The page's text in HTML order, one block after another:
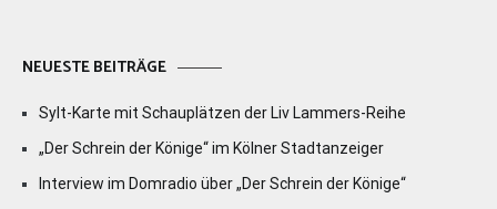
NEUESTE BEITRÄGE
Sylt-Karte mit Schauplätzen der Liv Lammers-Reihe
„Der Schrein der Könige“ im Kölner Stadtanzeiger
Interview im Domradio über „Der Schrein der Könige“